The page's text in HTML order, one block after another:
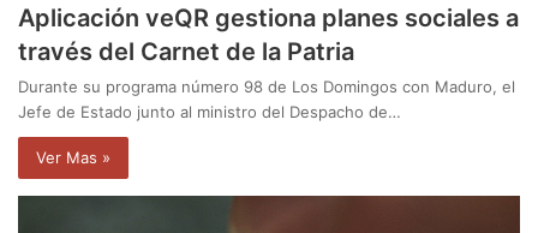
Aplicación veQR gestiona planes sociales a
través del Carnet de la Patria
Durante su programa número 98 de Los Domingos con Maduro, el
Jefe de Estado junto al ministro del Despacho de…
Ver Mas »